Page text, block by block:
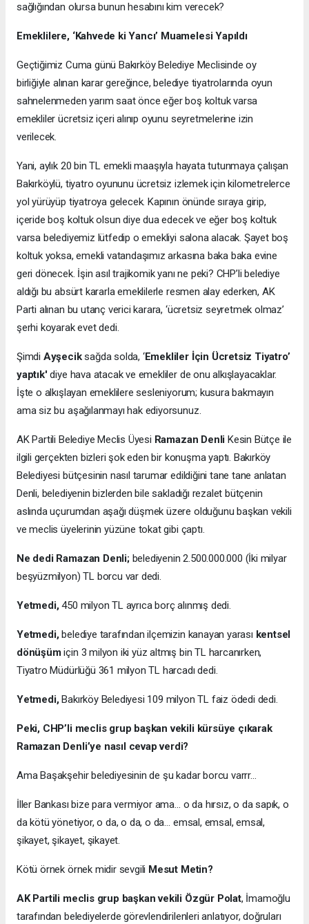
sağlığından olursa bunun hesabını kim verecek?
Emeklilere, ‘Kahvede ki Yancı’ Muamelesi Yapıldı
Geçtiğimiz Cuma günü Bakırköy Belediye Meclisinde oy
birliğiyle alınan karar gereğince, belediye tiyatrolarında oyun
sahnelenmeden yarım saat önce eğer boş koltuk varsa
emekliler ücretsiz içeri alınıp oyunu seyretmelerine izin
verilecek.
Yani, aylık 20 bin TL emekli maaşıyla hayata tutunmaya çalışan
Bakırköylü, tiyatro oyununu ücretsiz izlemek için kilometrelerce
yol yürüyüp tiyatroya gelecek. Kapının önünde sıraya girip,
içeride boş koltuk olsun diye dua edecek ve eğer boş koltuk
varsa belediyemiz lütfedip o emekliyi salona alacak. Şayet boş
koltuk yoksa, emekli vatandaşımız arkasına baka baka evine
geri dönecek. İşin asıl trajikomik yanı ne peki? CHP’li belediye
aldığı bu absürt kararla emeklilerle resmen alay ederken, AK
Parti alınan bu utanç verici karara, ‘ücretsiz seyretmek olmaz’
şerhi koyarak evet dedi.
Şimdi Ayşeciksağda solda, ‘Emekliler İçin Ücretsiz Tiyatro’
yaptık'diye hava atacak ve emekliler de onu alkışlayacaklar.
İşte o alkışlayan emeklilere sesleniyorum; kusura bakmayın
ama siz bu aşağılanmayı hak ediyorsunuz.
AK Partili Belediye Meclis Üyesi Ramazan Denli Kesin Bütçe ile
ilgili gerçekten bizleri şok eden bir konuşma yaptı. Bakırköy
Belediyesi bütçesinin nasıl tarumar edildiğini tane tane anlatan
Denli, belediyenin bizlerden bile sakladığı rezalet bütçenin
aslında uçurumdan aşağı düşmek üzere olduğunu başkan vekili
ve meclis üyelerinin yüzüne tokat gibi çaptı.
Ne dedi Ramazan Denli;belediyenin 2.500.000.000 (İki milyar
beşyüzmilyon) TL borcu var dedi.
Yetmedi,450 milyon TL ayrıca borç alınmış dedi.
Yetmedi,belediye tarafından ilçemizin kanayan yarası kentsel
dönüşümiçin 3 milyon iki yüz altmış bin TL harcanırken,
Tiyatro Müdürlüğü 361 milyon TL harcadı dedi.
Yetmedi,Bakırköy Belediyesi 109 milyon TL faiz ödedi dedi.
Peki, CHP’li meclis grup başkan vekili kürsüye çıkarak
Ramazan Denli’ye nasıl cevap verdi?
Ama Başakşehir belediyesinin de şu kadar borcu varrr…
İller Bankası bize para vermiyor ama… o da hırsız, o da sapık, o
da kötü yönetiyor, o da, o da, o da… emsal, emsal, emsal,
şikayet, şikayet, şikayet.
Kötü örnek örnek midir sevgili Mesut Metin?
AK Partili meclis grup başkan vekili Özgür Polat, İmamoğlu
tarafından belediyelerde görevlendirilenleri anlatıyor, doğruları